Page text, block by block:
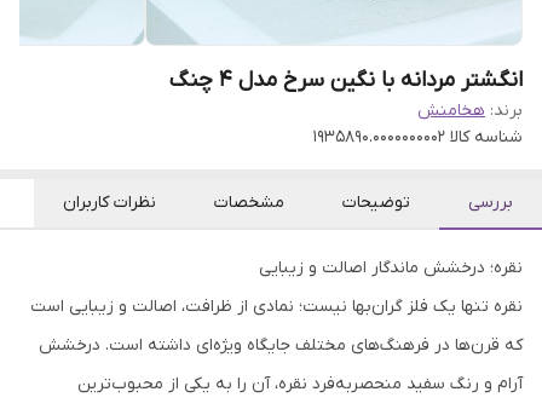
انگشتر مردانه با نگین سرخ مدل 4 چنگ
برند: هخامنش
شناسه کالا 1935890.0000000002
بررسی توضیحات مشخصات نظرات کاربران
نقره؛ درخشش ماندگار اصالت و زیبایی
نقره تنها یک فلز گران‌بها نیست؛ نمادی از ظرافت، اصالت و زیبایی است
که قرن‌ها در فرهنگ‌های مختلف جایگاه ویژه‌ای داشته است. درخشش
آرام و رنگ سفید منحصربه‌فرد نقره، آن را به یکی از محبوب‌ترین